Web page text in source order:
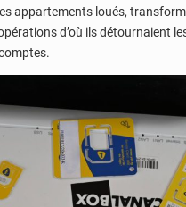
appartements loués,
d’où ils détournaient